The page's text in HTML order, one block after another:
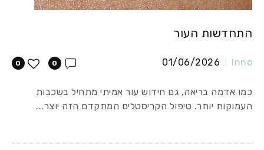
התחדשות העור
Inno
01/06/2026
0 0
כמו אדמה בריאה, גם חידוש עור אמיתי מתחיל בשכבות
העמוקות יותר. טיפול הקריסטלים המתקדם הזה יוצר...